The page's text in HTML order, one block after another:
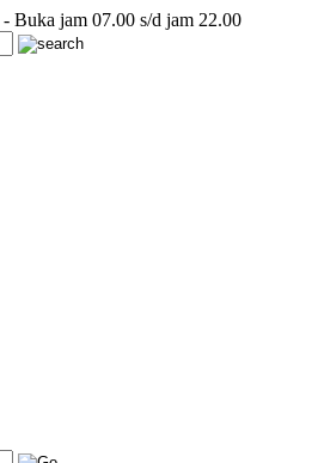
- Buka jam 07.00 s/d jam 22.00